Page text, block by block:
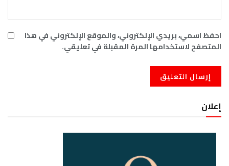
احفظ اسمي، بريدي الإلكتروني، والموقع الإلكتروني في هذا
المتصفح لاستخدامها المرة المقبلة في تعليقي.
إعلان